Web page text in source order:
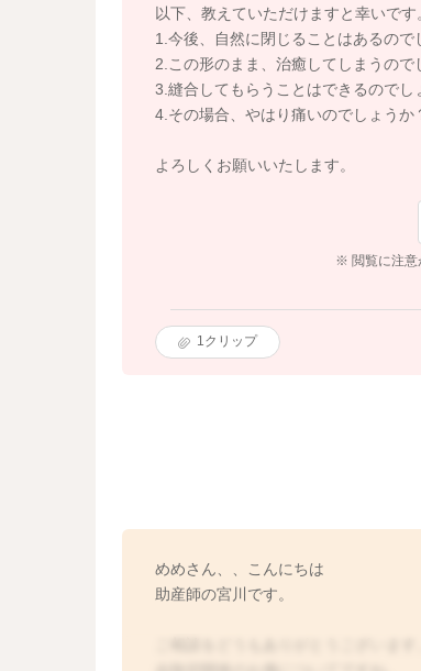
以下、教えていただけますと幸いです
1.今後、自然に閉じることはあるので
2.この形のまま、治癒してしまうので
3.縫合してもらうことはできるのでし
4.その場合、やはり痛いのでしょうか
よろしくお願いいたします。
※ 閲覧に注意
1クリップ
めめさん、、こんにちは
助産師の宮川です。